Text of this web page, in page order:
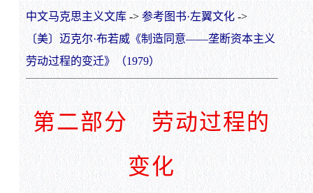
中文马克思主义文库-> 参考图书·左翼文化->
〔美〕迈克尔·布若威《制造同意——垄断资本主义
劳动过程的变迁》（1979）
第二部分 劳动过程的
变化